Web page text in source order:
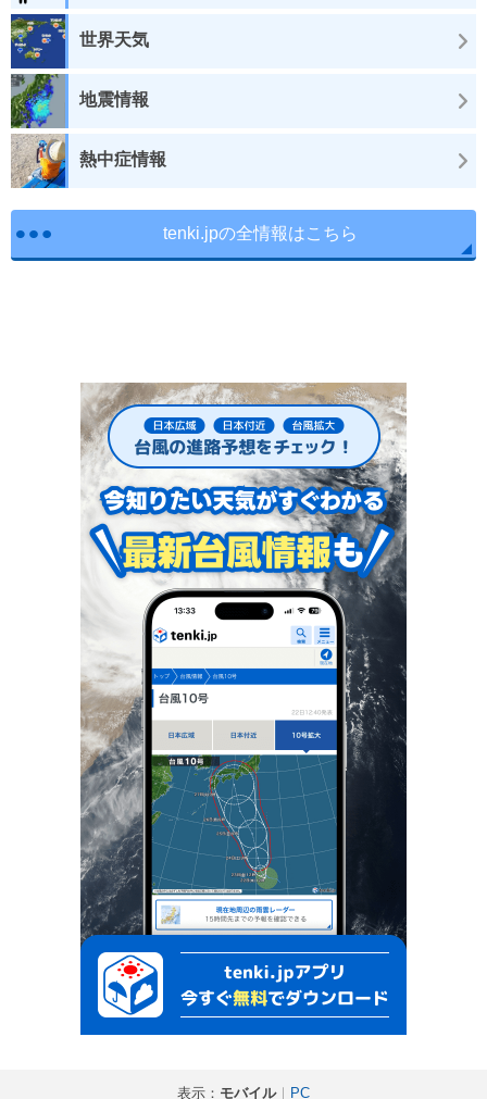
世界天気
地震情報
熱中症情報
tenki.jpの全情報はこちら
表示： モバイル｜ PC